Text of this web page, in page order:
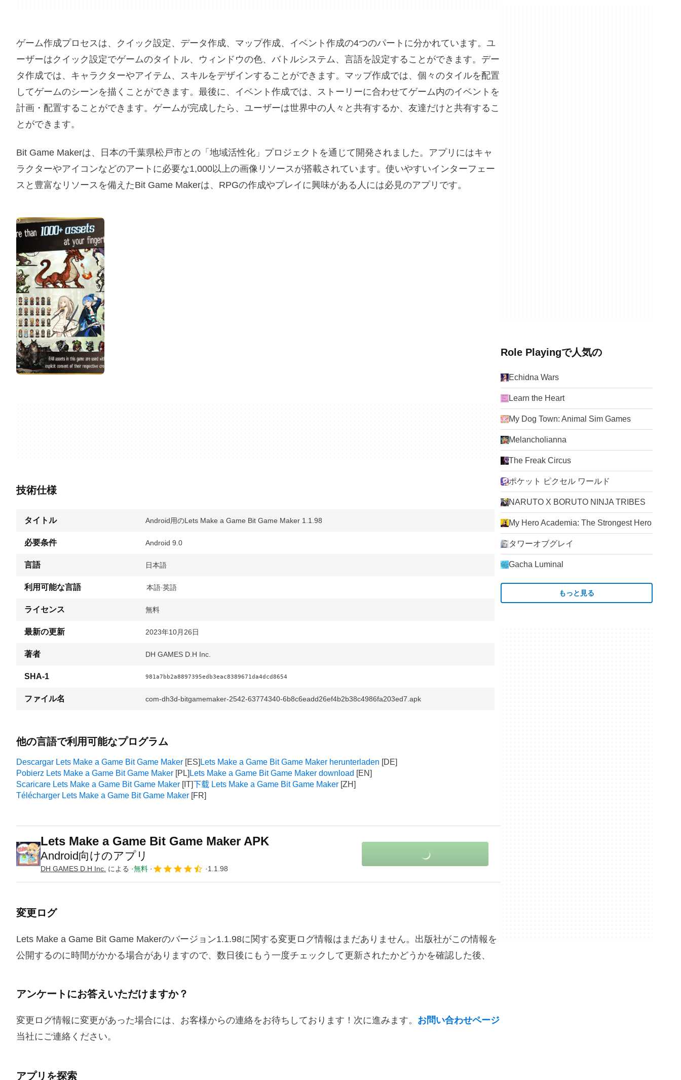
ゲーム作成プロセスは、クイック設定、データ作成、マップ作成、イベント作成の4つのパートに分かれています。ユ
ーザーはクイック設定でゲームのタイトル、ウィンドウの色、バトルシステム、言語を設定することができます。デー
タ作成では、キャラクターやアイテム、スキルをデザインすることができます。マップ作成では、個々のタイルを配置
してゲームのシーンを描くことができます。最後に、イベント作成では、ストーリーに合わせてゲーム内のイベントを
計画・配置することができます。ゲームが完成したら、ユーザーは世界中の人々と共有するか、友達だけと共有するこ
とができます。
Bit Game Makerは、日本の千葉県松戸市との「地域活性化」プロジェクトを通じて開発されました。アプリにはキャ
ラクターやアイコンなどのアートに必要な1,000以上の画像リソースが搭載されています。使いやすいインターフェー
スと豊富なリソースを備えたBit Game Makerは、RPGの作成やプレイに興味がある人には必見のアプリです。
技術仕様
タイトル Android用のLets Make a Game Bit Game Maker 1.1.98
必要条件 Android 9.0
言語 日本語
利用可能な言語 日本語 英語
ライセンス 無料
最新の更新 2023年10月26日
著者 DH GAMES D.H Inc.
SHA-1 981a7bb2a8897395edb3eac8389671da4dcd8654
ファイル名 com-dh3d-bitgamemaker-2542-63774340-6b8c6eadd26ef4b2b38c4986fa203ed7.apk
他の言語で利用可能なプログラム
Descargar Lets Make a Game Bit Game Maker
Lets Make a Game Bit Game Maker herunterladen
Pobierz Lets Make a Game Bit Game Maker
Lets Make a Game Bit Game Maker download
Scaricare Lets Make a Game Bit Game Maker
下载 Lets Make a Game Bit Game Maker
Télécharger Lets Make a Game Bit Game Maker
Lets Make a Game Bit Game Maker APK
Android向けのアプリ
DH GAMES D.H Inc. による 無料 1.1.98
変更ログ
Lets Make a Game Bit Game Makerのバージョン1.1.98に関する変更ログ情報はまだありません。出版社がこの情報を
公開するのに時間がかかる場合がありますので、数日後にもう一度チェックして更新されたかどうかを確認した後、
アンケートにお答えいただけますか？
変更ログ情報に変更があった場合には、お客様からの連絡をお待ちしております！次に進みます。 お問い合わせページ
当社にご連絡ください。
アプリを探索
Role Playingで人気の
Echidna Wars
Learn the Heart
My Dog Town: Animal Sim Games
Melancholianna
The Freak Circus
ポケット ピクセル ワールド
NARUTO X BORUTO NINJA TRIBES
My Hero Academia: The Strongest Hero
タワーオブグレイ
Gacha Luminal
もっと見る